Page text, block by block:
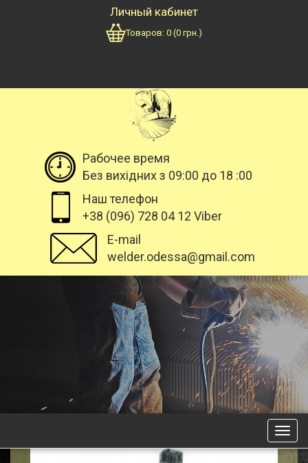
Личный кабинет
Товаров: 0 (0 грн.)
Рабочее время
Без вихідних з 09:00 до 18 :00
Наш телефон
+38 (096) 728 04 12 Viber
E-mail
welder.odessa@gmail.com